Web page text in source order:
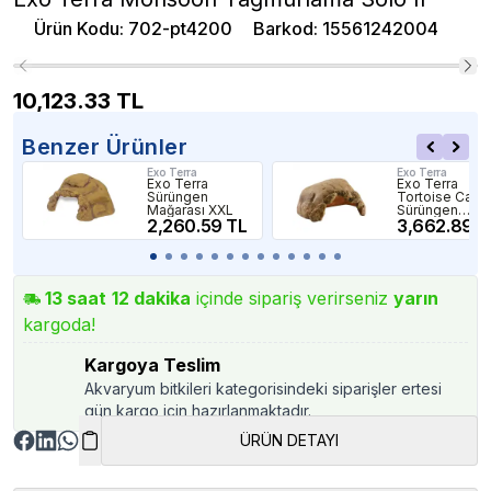
Ürün Kodu: 702-pt4200 Barkod: 15561242004
10,123.33 TL
Benzer Ürünler
Exo Terra
Exo Terra
Sürüngen
Mağarası XXL
2,260.59 TL
Exo Terra
Exo Terra
Tortoise Cave
Sürüngen
Mağarası
3,662.89
13 saat 12 dakika içinde sipariş verirseniz yarın
kargoda!
Kargoya Teslim
Akvaryum bitkileri kategorisindeki siparişler ertesi
gün kargo için hazırlanmaktadır.
ÜRÜN DETAYI